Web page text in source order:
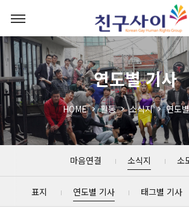
연도별 기사
HOME 활동 소식지 연도
마음연결 소식지 소
표지 연도별 기사 태그별 기사